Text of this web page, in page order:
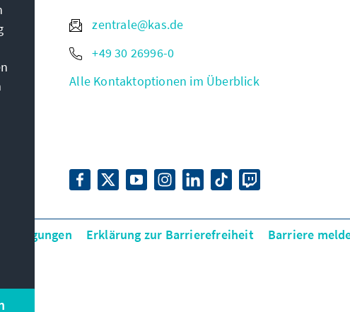
zentrale@kas.de
+49 30 26996-0
Alle Kontaktoptionen im Überblick
Erklärung zur Barrierefreiheit Barriere